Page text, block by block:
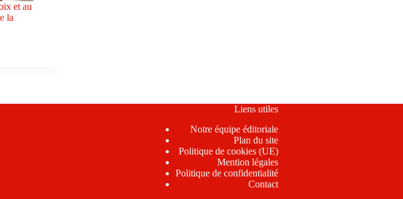
et au
la
Liens utiles
Notre équipe éditoriale
Plan du site
Politique de cookies (UE)
Mention légales
Politique de confidentialité
Contact